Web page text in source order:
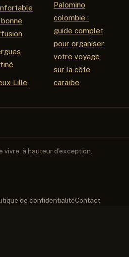
Lille
Palomino
colombie :
guide complet
pour organiser
votre voyage
sur la côte
caraïbe
vivre, à hauteur d'exception.
de confidentialitéContact